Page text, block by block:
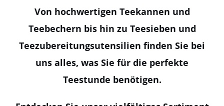
Von hochwertigen Teekannen und
Teebechern bis hin zu Teesieben und
Teezubereitungsutensilien finden Sie bei
uns alles, was Sie für die perfekte
Teestunde benötigen.